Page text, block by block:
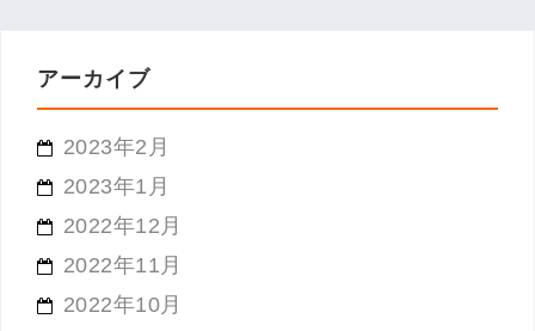
アーカイブ
2023年2月
2023年1月
2022年12月
2022年11月
2022年10月